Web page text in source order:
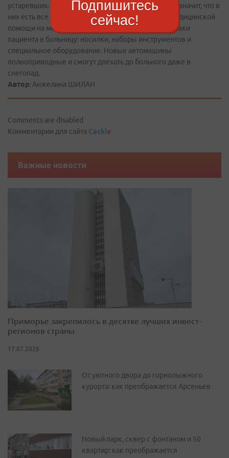
устаревших. Машины санитарного назначения, это значит, что в
них есть все необходимое для оказания первой медицинской
помощи на месте и для оперативной транспортировки
пациента в больницу: носилки, наборы инструментов и
специальное оборудование. Новые автомашины
полноприводные и смогут доехать до больного даже в
снегопад.
Автор: Анжелина ШИЛАН
Comments are disabled
Комментарии для сайта Cackle
Важные новости
Приморье закрепилось в десятке лучших инвест-
регионов страны
17.07.2026
От уютного двора до горнолыжного
курорта: как преображается Арсеньев
Новый парк, сквер с фонтаном и 50
квартир: как преображается
Подпишитесь
сейчас!